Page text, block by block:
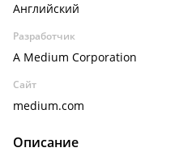
Английский
Разработчик
A Medium Corporation
Сайт
medium.com
Описание